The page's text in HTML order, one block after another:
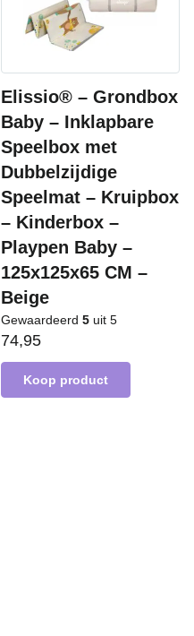
Elissio® – Grondbox
Baby – Inklapbare
Speelbox met
Dubbelzijdige
Speelmat – Kruipbox
– Kinderbox –
Playpen Baby –
125x125x65 CM –
Beige
Gewaardeerd 5 uit 5
74,95
Koop product